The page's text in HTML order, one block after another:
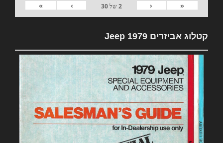
«
‹
2של30
›
»
קטלוג אביזרים 1979 Jeep